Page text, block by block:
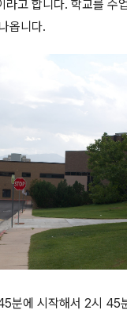
라고 합니다. 학교를 수
옵니다.
분에 시작해서 2시 45